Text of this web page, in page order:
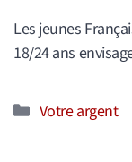
Les jeunes
18/24 ans
Catégories
Votre argent